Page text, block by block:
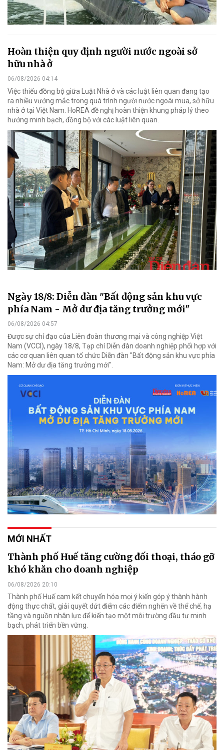
Hoàn thiện quy định người nước ngoài sở
hữu nhà ở
06/08/2026 04:14
Việc thiếu đồng bộ giữa Luật Nhà ở và các luật liên quan đang tạo
ra nhiều vướng mắc trong quá trình người nước ngoài mua, sở hữu
nhà ở tại Việt Nam. HoREA đề nghị hoàn thiện khung pháp lý theo
hướng minh bạch, đồng bộ với các luật liên quan.
Ngày 18/8: Diễn đàn "Bất động sản khu vực
phía Nam - Mở dư địa tăng trưởng mới"
06/08/2026 04:57
Được sự chỉ đạo của Liên đoàn thương mại và công nghiệp Việt
Nam (VCCI), ngày 18/8, Tạp chí Diễn đàn doanh nghiệp phối hợp với
các cơ quan liên quan tổ chức Diễn đàn "Bất động sản khu vực phía
Nam: Mở dư địa tăng trưởng mới".
MỚI NHẤT
Thành phố Huế tăng cường đối thoại, tháo gỡ
khó khăn cho doanh nghiệp
06/08/2026 20:10
Thành phố Huế cam kết chuyển hóa mọi ý kiến góp ý thành hành
động thực chất, giải quyết dứt điểm các điểm nghẽn về thể chế, hạ
tầng và nguồn nhân lực để kiến tạo một môi trường đầu tư minh
bạch, phát triển bền vững.